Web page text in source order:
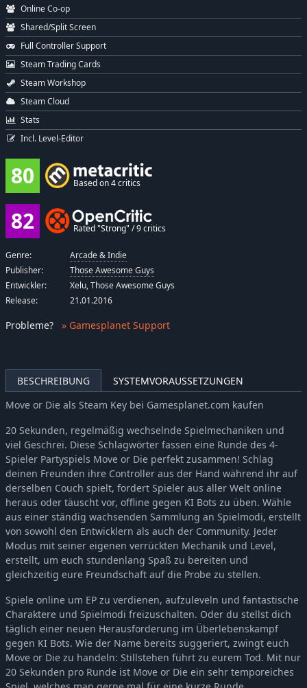
BESCHREIBUNG
SYSTEMVORAUSSETZUNGEN
Move or Die als Steam Key bei Gamesplanet.com kaufen
20 Sekunden, regelmäßig wechselnde Spielmechaniken und
viel Geschrei. Diese Schlagwörter fassen eine Runde des 4-
Spieler Partyspiels Move or Die perfekt zusammen! Schlag
deinen Freunden ihre Controller aus der Hand während ihr auf
derselben Couch spielt, fordert Spieler aus aller Welt online
heraus oder täuscht vor, offline gegen KI Bots zu üben. Wähle
aus einer ständig wachsenden Sammlung an Spielmodi, erstellt
von sowohl den Entwicklern als auch der Community. Jeder
Modus mit seiner eigenen verrückten Mechanik und Level,
erstellt, um euch stundenlang Spaß zu bereiten und
gleichzeitig eure Freundschaft auf die Probe zu stellen.
Spiele online um EP zu verdienen, aufzuleveln und fantastische
Charaktere und Spielmodi freizuschalten. Oder du stellst dich
täglich einer neuen Herausforderung im Überlebenskampf
gegen KI Bots. Wie der Name bereits suggeriert, zwingt euch
Move or Die zu handeln: Stillstehen führt zu eurem Tod. Mit nur
20 Sekunden pro Runde ist Move or Die ein sehr temporeiches
Online Co-op
Shared/Split Screen
Full Controller Support
Steam Trading Cards
Steam Workshop
Steam Cloud
Stats
Incl. Level-Editor
80 Based on 4 critics
82 Rated "Strong" / 9 critics
Genre:
Arcade & Indie
Publisher:
Those Awesome Guys
Entwickler:
Xelu, Those Awesome Guys
Release:
21.01.2016
Probleme? » Gamesplanet Support